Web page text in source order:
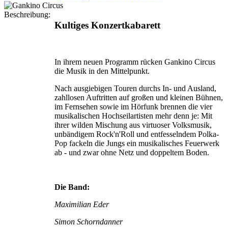
Beschreibung:
Kultiges Konzertkabarett
In ihrem neuen Programm rücken Gankino Circus
die Musik in den Mittelpunkt.
Nach ausgiebigen Touren durchs In- und Ausland,
zahllosen Auftritten auf großen und kleinen Bühnen,
im Fernsehen sowie im Hörfunk brennen die vier
musikalischen Hochseilartisten mehr denn je: Mit
ihrer wilden Mischung aus virtuoser Volksmusik,
unbändigem Rock'n'Roll und entfesselndem Polka-
Pop fackeln die Jungs ein musikalisches Feuerwerk
ab - und zwar ohne Netz und doppeltem Boden.
Die Band:
Maximilian Eder
Simon Schorndanner